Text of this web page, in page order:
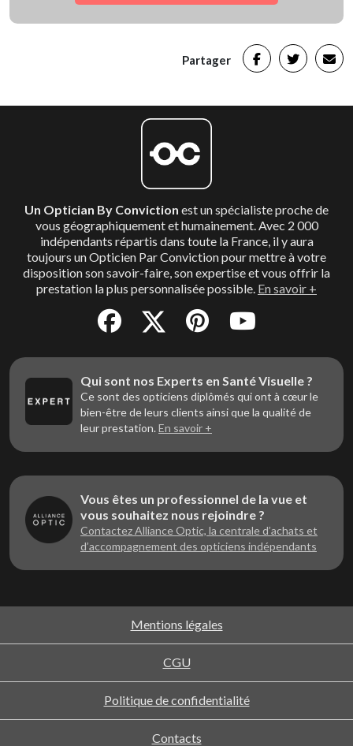
Partager
Un Optician By Conviction est un spécialiste proche de
vous géographiquement et humainement. Avec 2 000
indépendants répartis dans toute la France, il y aura
toujours un Opticien Par Conviction pour mettre à votre
disposition son savoir-faire, son expertise et vous offrir la
prestation la plus personnalisée possible. En savoir +
Qui sont nos Experts en Santé Visuelle ?
Ce sont des opticiens diplômés qui ont à cœur le
bien-être de leurs clients ainsi que la qualité de
leur prestation. En savoir +
Vous êtes un professionnel de la vue et
vous souhaitez nous rejoindre ?
Contactez Alliance Optic, la centrale d’achats et
d’accompagnement des opticiens indépendants
Mentions légales
CGU
Politique de confidentialité
Contacts